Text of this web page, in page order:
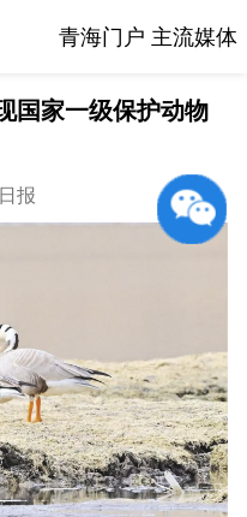
青海门户 主流媒体
国家一级保护动物
报